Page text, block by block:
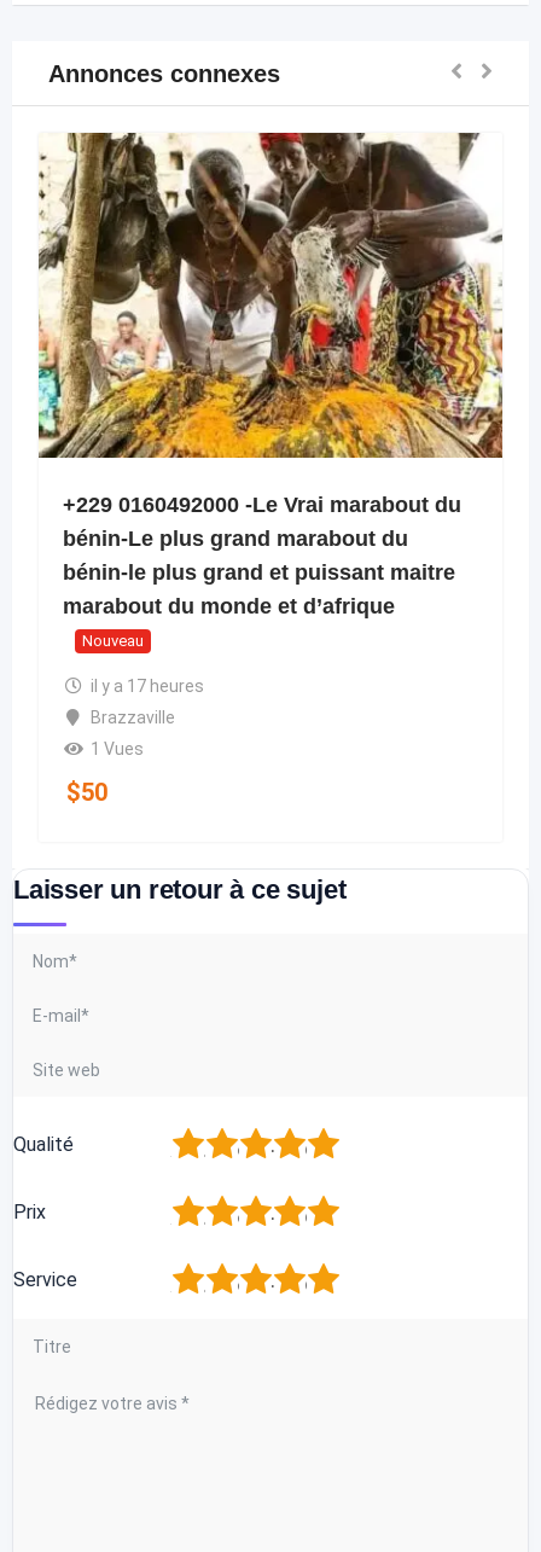
Annonces connexes
+229 0160492000 -Le Vrai marabout du
bénin-Le plus grand marabout du
bénin-le plus grand et puissant maitre
marabout du monde et d’afrique
Nouveau
il y a 17 heures
Brazzaville
1 Vues
$50
Laisser un retour à ce sujet
Qualité 5
4
3
2
Prix 5
4
3
2
Service 5
4
3
2